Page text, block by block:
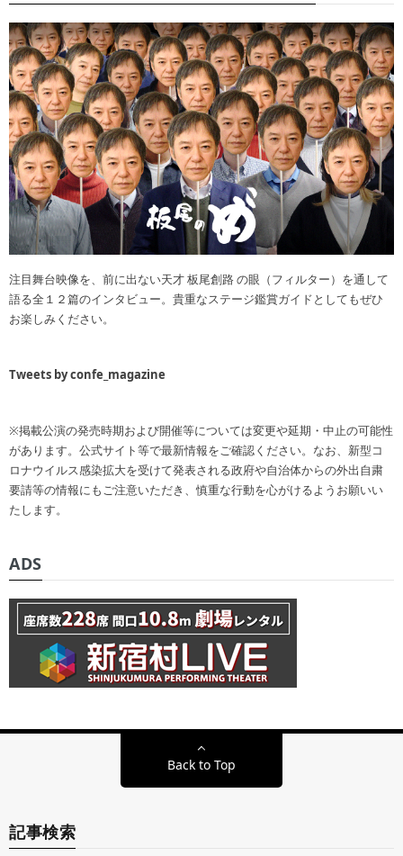
注目舞台映像を、前に出ない天才 板尾創路 の眼（フィルター）を通して
語る全１２篇のインタビュー。貴重なステージ鑑賞ガイドとしてもぜひ
お楽しみください。
Tweets by confe_magazine
※掲載公演の発売時期および開催等については変更や延期・中止の可能性
があります。公式サイト等で最新情報をご確認ください。なお、新型コ
ロナウイルス感染拡大を受けて発表される政府や自治体からの外出自粛
要請等の情報にもご注意いただき、慎重な行動を心がけるようお願いい
たします。
ADS
Back to Top
記事検索